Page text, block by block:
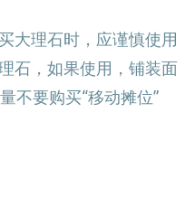
大理石时，应谨慎使用
石，如果使用，铺装面
不要购买“移动摊位”